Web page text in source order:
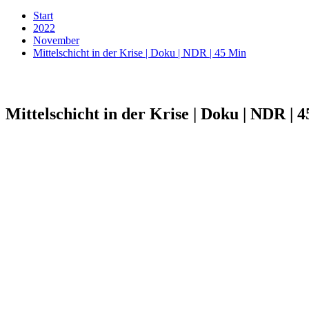
Start
2022
November
Mittelschicht in der Krise | Doku | NDR | 45 Min
Mittelschicht in der Krise | Doku | NDR |